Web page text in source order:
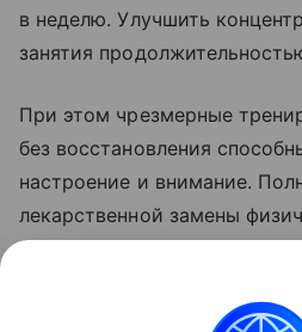
в неделю. Улучшить
занятия
При этом чрезмерные
без восстановления
настроение и внимание.
лекарственной замены
пока не существует,